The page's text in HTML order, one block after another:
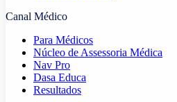
Canal Médico
Para Médicos
Núcleo de Assessoria Médica
Nav Pro
Dasa Educa
Resultados